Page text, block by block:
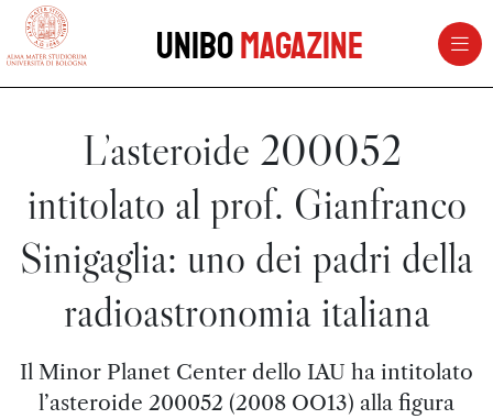
vai al contenuto della pagina
UniboMagazine
L’asteroide 200052
intitolato al prof. Gianfranco
Sinigaglia: uno dei padri della
radioastronomia italiana
Il Minor Planet Center dello IAU ha intitolato
l’asteroide 200052 (2008 OO13) alla figura